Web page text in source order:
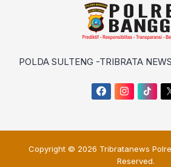
POLDA SULTENG -TRIBRATA
Copyright © 2026 Tribratanews
Reserved.